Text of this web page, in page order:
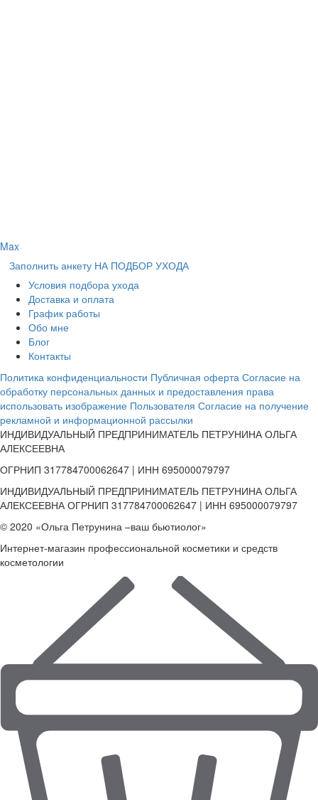
Max
Заполнить анкету НА ПОДБОР УХОДА
Условия подбора ухода
Доставка и оплата
График работы
Обо мне
Блог
Контакты
Политика конфиденциальности Публичная оферта Согласие на
обработку персональных данных и предоставления права
использовать изображение Пользователя Согласие на получение
рекламной и информационной рассылки
ИНДИВИДУАЛЬНЫЙ ПРЕДПРИНИМАТЕЛЬ ПЕТРУНИНА ОЛЬГА
АЛЕКСЕЕВНА
ОГРНИП 317784700062647 | ИНН 695000079797
ИНДИВИДУАЛЬНЫЙ ПРЕДПРИНИМАТЕЛЬ ПЕТРУНИНА ОЛЬГА
АЛЕКСЕЕВНА ОГРНИП 317784700062647 | ИНН 695000079797
© 2020 «Ольга Петрунина –ваш бьютиолог»
Интернет-магазин профессиональной косметики и средств
косметологии